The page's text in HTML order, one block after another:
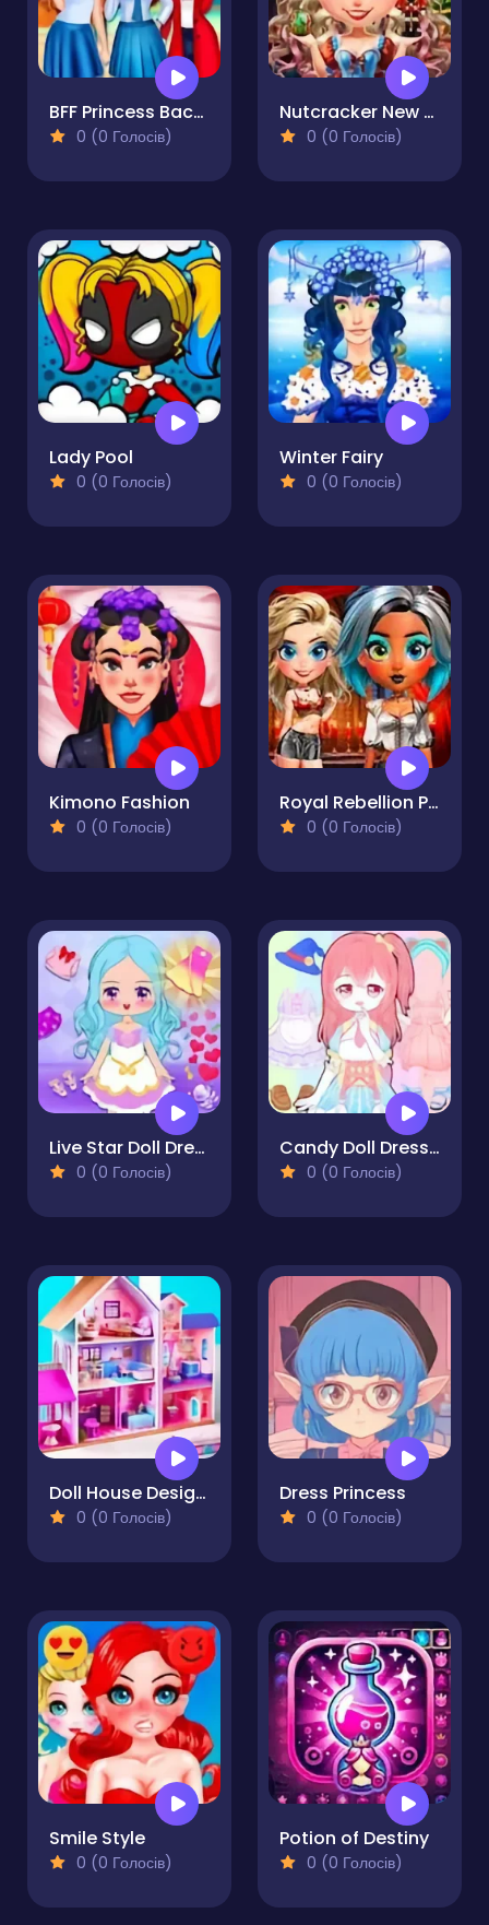
BFF Princess Back to School
0 (0 Голосів)
Nutcracker New Years Adventures
0 (0 Голосів)
Lady Pool
0 (0 Голосів)
Winter Fairy
0 (0 Голосів)
Kimono Fashion
0 (0 Голосів)
Royal Rebellion Punk Magic
0 (0 Голосів)
Live Star Doll Dress Up
0 (0 Голосів)
Candy Doll Dress Up
0 (0 Голосів)
Doll House Design Doll Games
0 (0 Голосів)
Dress Princess
0 (0 Голосів)
Smile Style
0 (0 Голосів)
Potion of Destiny
0 (0 Голосів)